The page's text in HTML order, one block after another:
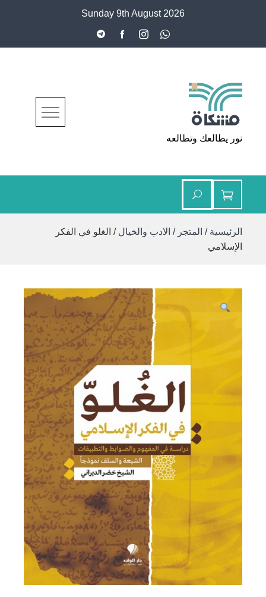
Sunday 9th August 2026
مشكاة
نور يطالعك وتطالعه
الرئيسية / المتجر / الادب والخيال / الغلو في الفكر
الإسلامي